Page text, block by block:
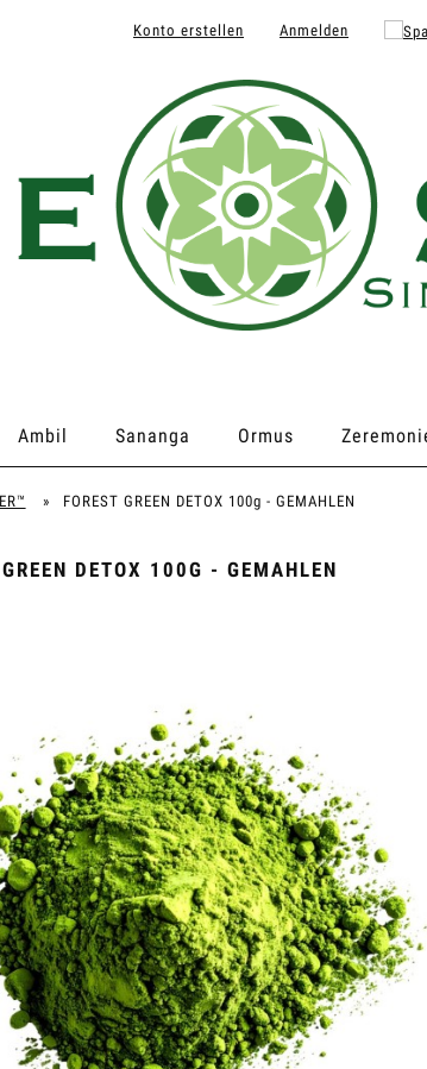
Konto erstellen Anmelden
Ambil Sananga Ormus
» FOREST GREEN DETOX 100g - GEMAHLEN
DETOX 100G - GEMAHLEN